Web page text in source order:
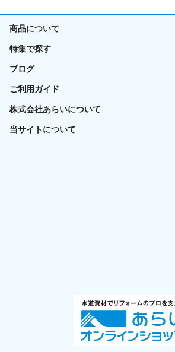
商品について
特集で探す
ブログ
ご利用ガイド
株式会社あらいについて
当サイトについて